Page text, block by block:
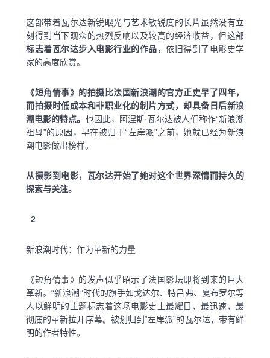
这部带着瓦尔达新锐眼光与艺术敏锐度的长片虽然没有立
刻得到当下观众的热烈反响以及较高的经济收益，但这部
标志着瓦尔达步入电影行业的作品，依旧得到了电影史学
家的高度欣赏。
《短角情事》的拍摄比法国新浪潮的官方正史早了四年，
而拍摄时低成本和非职业化的制片方式，却具备日后新浪
潮电影的特点。 也因此，阿涅斯·瓦尔达被人们称作“新浪潮
祖母”的原因，早在被归于“左岸派”之前，她就已经为新浪
潮电影做出榜样。
从摄影到电影，瓦尔达开始了她对这个世界深情而持久的
探索与关注。
2
新浪潮时代：作为革新的力量
《短角情事》的发声似乎昭示了法国影坛即将到来的巨大
革新。“新浪潮”时代的旗手如戈达尔、特吕弗、夏布罗尔等
人以鲜明的主题标志着这场电影史上最耀目、最迅速、最
彻底的革新拉开序幕。被划归到“左岸派”的瓦尔达，带有鲜
明的作者特性。